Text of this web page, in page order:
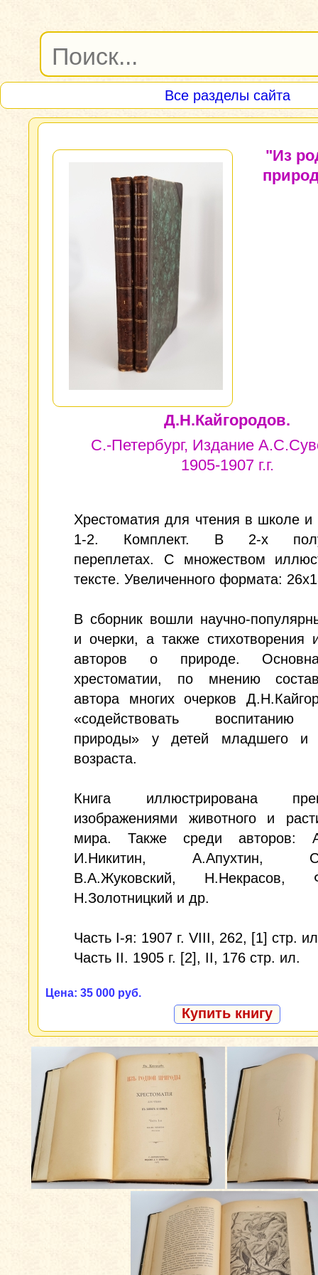
Все разделы сайта
"Из
Д.Н.Кайгородов.
С.-Петербург, Издание
1905-1907 г.г.
Хрестоматия для чтения в школе
1-2. Комплект. В 2-х
переплетах. С множеством
тексте. Увеличенного формата:
В сборник вошли научно-
и очерки, а также стихотворения
авторов о природе.
хрестоматии, по мнению
автора многих очерков
«содействовать воспитанию
природы» у детей младшего и
возраста.
Книга иллюстрирована
изображениями животного и
мира. Также среди авторов:
И.Никитин, А.Апухтин,
В.А.Жуковский, Н.Некрасов,
Н.Золотницкий и др.
Часть I-я: 1907 г. VIII, 262, [1] стр.
Часть II. 1905 г. [2], II, 176 стр. ил.
Цена: 35 000 руб.
Купить книгу